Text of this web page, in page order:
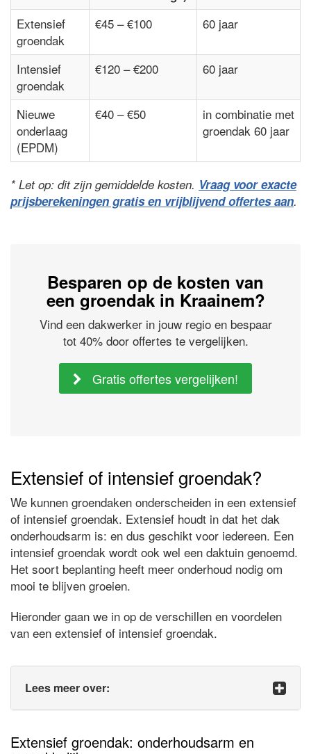
Extensief
groendak
€45 – €100 60 jaar
Intensief
groendak
€120 – €200 60 jaar
Nieuwe
onderlaag
(EPDM)
€40 – €50
in combinatie met
groendak 60 jaar
* Let op: dit zijn gemiddelde kosten. Vraag voor exacte
prijsberekeningen gratis en vrijblijvend offertes aan.
Besparen op de kosten van
een groendak in Kraainem?
Vind een dakwerker in jouw regio en bespaar
tot 40% door offertes te vergelijken.
Gratis offertes vergelijken!
Extensief of intensief groendak?
We kunnen groendaken onderscheiden in een extensief
of intensief groendak. Extensief houdt in dat het dak
onderhoudsarm is: en dus geschikt voor iedereen. Een
intensief groendak wordt ook wel een daktuin genoemd.
Het soort beplanting heeft meer onderhoud nodig om
mooi te blijven groeien.
Hieronder gaan we in op de verschillen en voordelen
van een extensief of intensief groendak.
Lees meer over:
Extensief groendak: onderhoudsarm en